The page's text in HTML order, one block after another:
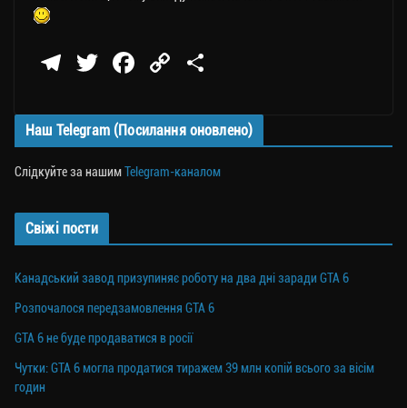
Te
gr
a
m
T
tt
er
Fa
bo
ok
C
y
Li
nk
ді
ли
ти
Наш Telegram (Посилання оновлено)
Слідкуйте за нашимTelegram-каналом
Свіжі пости
Канадський завод призупиняє роботу на два дні заради GTA 6
Розпочалося передзамовлення GTA 6
GTA 6 не буде продаватися в росії
Чутки: GTA 6 могла продатися тиражем 39 млн копій всього за вісім
годин